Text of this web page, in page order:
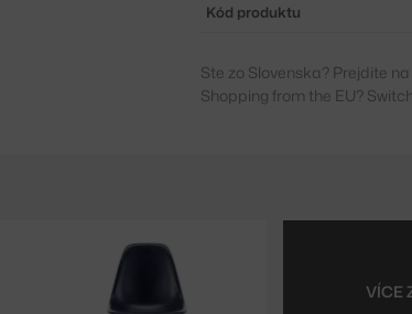
Kód produktu
Ste zo Slovenska? Prejdite na
Shopping from the EU?
VÍCE